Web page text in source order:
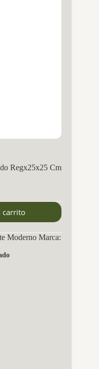
Regx25x25 Cm
carrito
Moderno Marca: